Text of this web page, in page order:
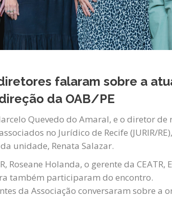
falaram sobre a
da OAB/PE
Quevedo do Amaral, e o diretor
no Jurídico de Recife (JURIR/
unidade, Renata Salazar.
Roseane Holanda, o gerente da
também participaram do encontro.
da Associação conversaram sobre a